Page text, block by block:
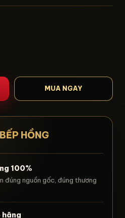
MUA NGAY
HỒNG
100%
đúng nguồn gốc, đúng thương
hãng